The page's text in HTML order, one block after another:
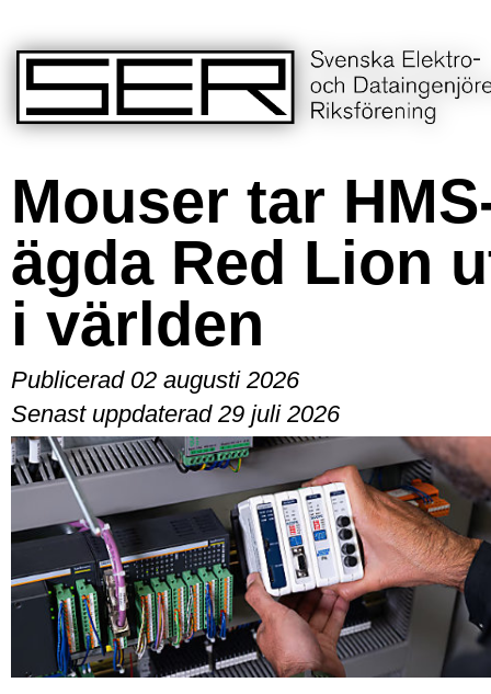
Mouser tar
ägda Red Lion
i världen
Publicerad 02 augusti 2026
Senast uppdaterad 29 juli 2026